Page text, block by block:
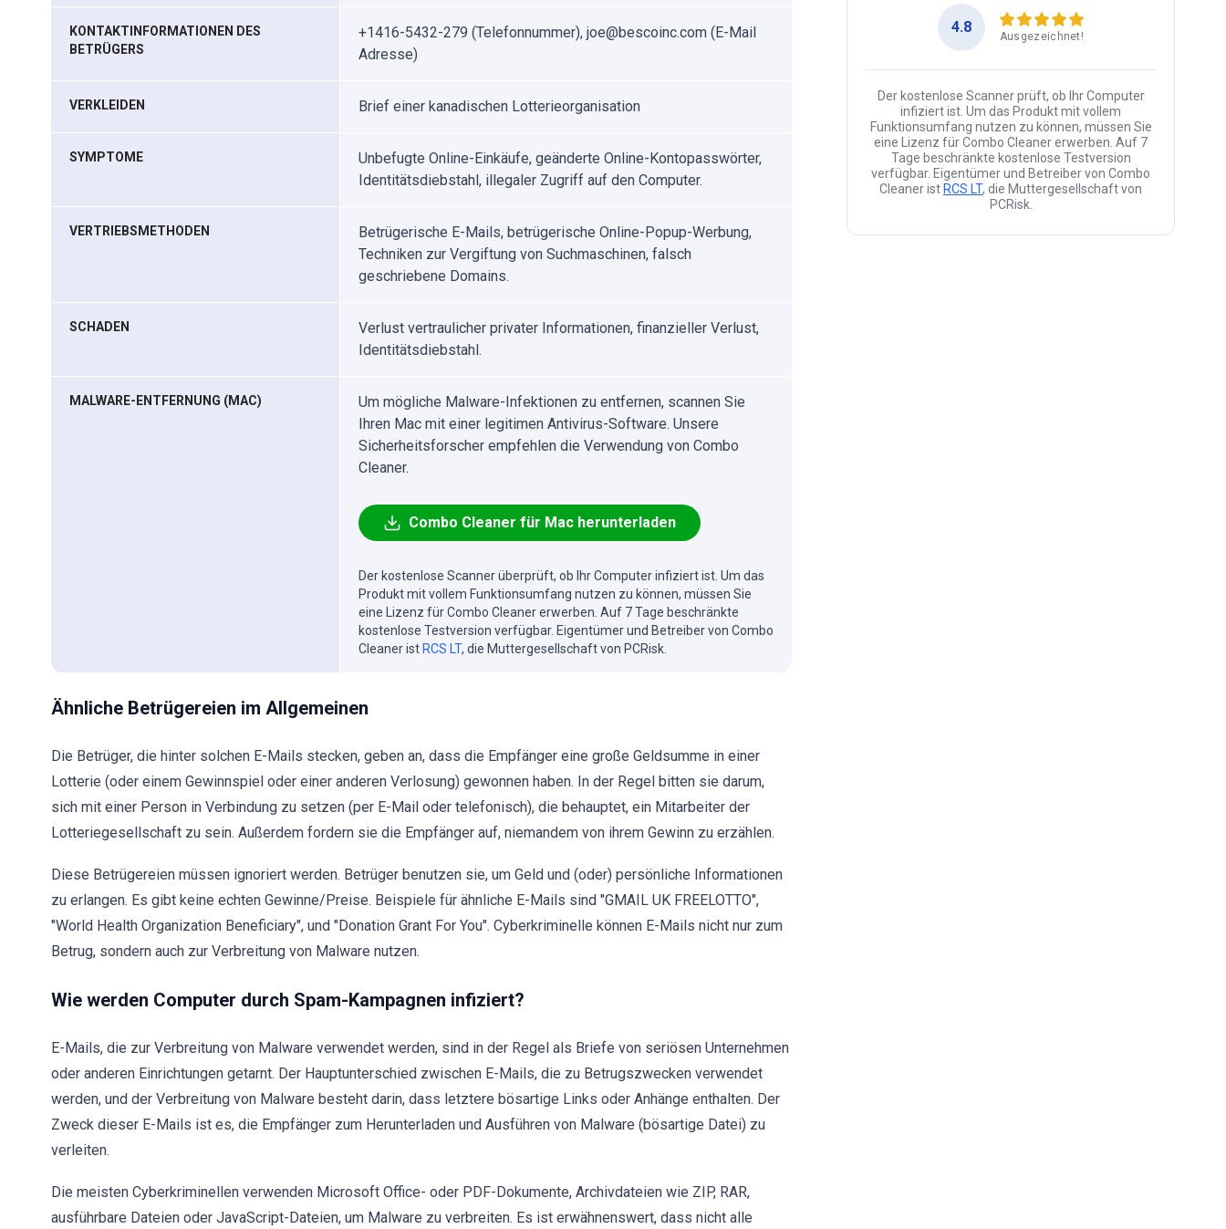
KONTAKTINFORMATIONEN DES
BETRÜGERS
+1416-5432-279 (Telefonnummer), joe@bescoinc.com (E-Mail
Adresse)
VERKLEIDEN Brief einer kanadischen Lotterieorganisation
SYMPTOME
Unbefugte Online-Einkäufe, geänderte Online-Kontopasswörter,
Identitätsdiebstahl, illegaler Zugriff auf den Computer.
VERTRIEBSMETHODEN
Betrügerische E-Mails, betrügerische Online-Popup-Werbung,
Techniken zur Vergiftung von Suchmaschinen, falsch
geschriebene Domains.
SCHADEN
Verlust vertraulicher privater Informationen, finanzieller Verlust,
Identitätsdiebstahl.
MALWARE-ENTFERNUNG (MAC)
Um mögliche Malware-Infektionen zu entfernen, scannen Sie
Ihren Mac mit einer legitimen Antivirus-Software. Unsere
Sicherheitsforscher empfehlen die Verwendung von Combo
Cleaner.
Combo Cleaner für Mac herunterladen
Der kostenlose Scanner überprüft, ob Ihr Computer infiziert ist. Um das
Produkt mit vollem Funktionsumfang nutzen zu können, müssen Sie
eine Lizenz für Combo Cleaner erwerben. Auf 7 Tage beschränkte
kostenlose Testversion verfügbar. Eigentümer und Betreiber von Combo
Cleaner ist RCS LT, die Muttergesellschaft von PCRisk.
Ähnliche Betrügereien im Allgemeinen
Die Betrüger, die hinter solchen E-Mails stecken, geben an, dass die Empfänger eine große Geldsumme in einer
Lotterie (oder einem Gewinnspiel oder einer anderen Verlosung) gewonnen haben. In der Regel bitten sie darum,
sich mit einer Person in Verbindung zu setzen (per E-Mail oder telefonisch), die behauptet, ein Mitarbeiter der
Lotteriegesellschaft zu sein. Außerdem fordern sie die Empfänger auf, niemandem von ihrem Gewinn zu erzählen.
Diese Betrügereien müssen ignoriert werden. Betrüger benutzen sie, um Geld und (oder) persönliche Informationen
zu erlangen. Es gibt keine echten Gewinne/Preise. Beispiele für ähnliche E-Mails sind "GMAIL UK FREELOTTO",
"World Health Organization Beneficiary", und "Donation Grant For You". Cyberkriminelle können E-Mails nicht nur zum
Betrug, sondern auch zur Verbreitung von Malware nutzen.
Wie werden Computer durch Spam-Kampagnen infiziert?
E-Mails, die zur Verbreitung von Malware verwendet werden, sind in der Regel als Briefe von seriösen Unternehmen
oder anderen Einrichtungen getarnt. Der Hauptunterschied zwischen E-Mails, die zu Betrugszwecken verwendet
werden, und der Verbreitung von Malware besteht darin, dass letztere bösartige Links oder Anhänge enthalten. Der
Zweck dieser E-Mails ist es, die Empfänger zum Herunterladen und Ausführen von Malware (bösartige Datei) zu
verleiten.
Die meisten Cyberkriminellen verwenden Microsoft Office- oder PDF-Dokumente, Archivdateien wie ZIP, RAR,
ausführbare Dateien oder JavaScript-Dateien, um Malware zu verbreiten. Es ist erwähnenswert, dass nicht alle
4.8
Ausgezeichnet!
Der kostenlose Scanner prüft, ob Ihr Computer
infiziert ist. Um das Produkt mit vollem
Funktionsumfang nutzen zu können, müssen Sie
eine Lizenz für Combo Cleaner erwerben. Auf 7
Tage beschränkte kostenlose Testversion
verfügbar. Eigentümer und Betreiber von Combo
Cleaner ist RCS LT, die Muttergesellschaft von
PCRisk.